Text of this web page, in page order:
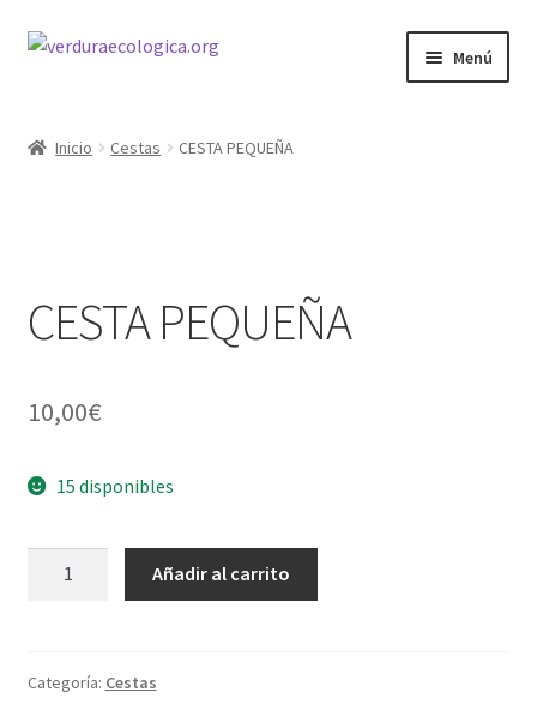
Ir
navegación
Ir
Menú
FRUTA
Inicio Cestas CESTA PEQUEÑA
CESTA PEQUEÑA
10,00€
15 disponibles
Añadir al carrito
Categoría: Cestas